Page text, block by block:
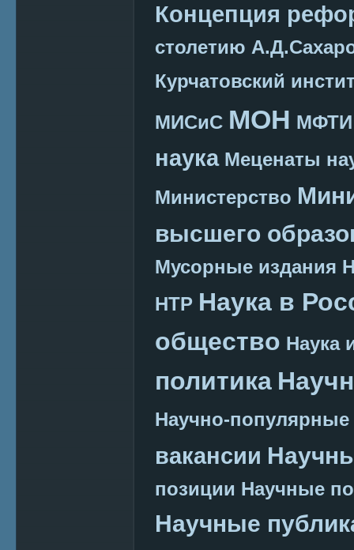
Концепция
столетию
Курчатовский
МИСиС МОН МФТИ
наука Меценаты
Министерство
высшего
Мусорные издания
НТР Наука в
общество Наука
политика
Научно-
вакансии
позиции Научные
Научные